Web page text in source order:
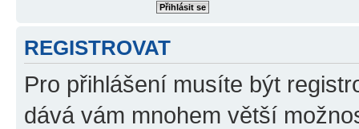
REGISTROVAT
Pro přihlášení musíte být
dává vám mnohem větší